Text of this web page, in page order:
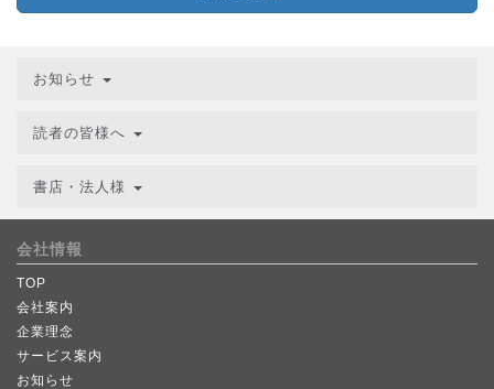
お知らせ
読者の皆様へ
書店・法人様
会社情報
TOP
会社案内
企業理念
サービス案内
お知らせ